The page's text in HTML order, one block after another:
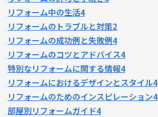
リフォーム中の生活4
リフォームのトラブルと対策2
リフォームの成功例と失敗例4
リフォームのコツとアドバイス4
特別なリフォームに関する情報4
リフォームにおけるデザインとスタイル4
リフォームのためのインスピレーション4
部屋別リフォームガイド4